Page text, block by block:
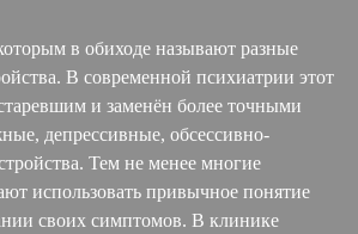
в обиходе называют разные
В современной психиатрии этот
и заменён более точными
депрессивные, обсессивно-
Тем не менее многие
использовать привычное понятие
своих симптомов. В клинике